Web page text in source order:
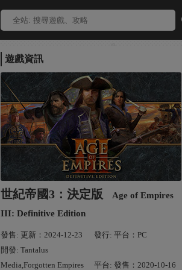
遊戲資訊
世紀帝國3：決定版
Age of Empires
III: Definitive Edition
發售: 更新：2024-12-23
發行: 平台：PC
開發: Tantalus
Media,Forgotten Empires
平台: 發售：2020-10-16